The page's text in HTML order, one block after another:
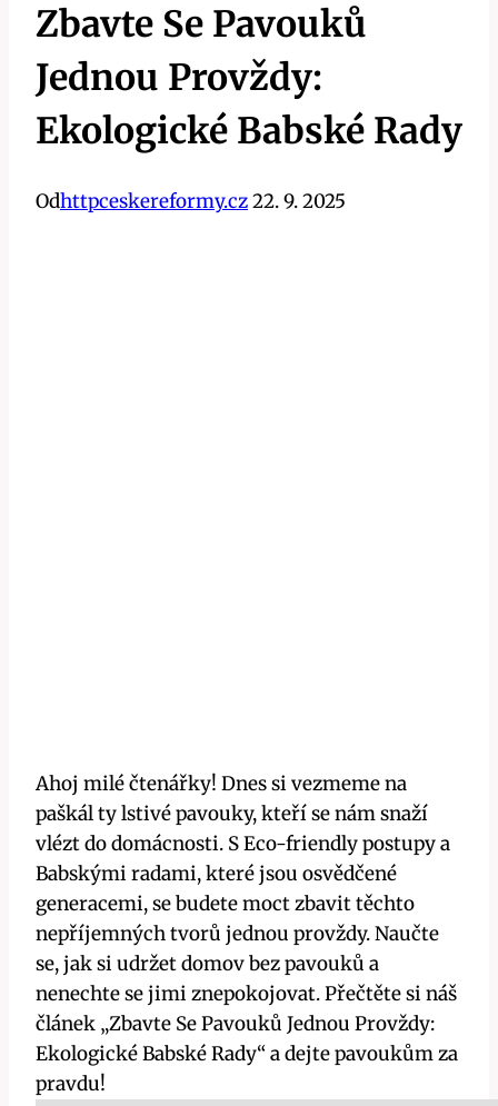
Zbavte Se Pavouků
Jednou Provždy:
Ekologické Babské Rady
Odhttpceskereformy.cz22. 9. 2025
Ahoj milé čtenářky! Dnes‍ si vezmeme na
paškál ty lstivé⁤ pavouky, kteří se nám snaží
vlézt do domácnosti. S ⁤Eco-friendly postupy a
Babskými radami, ‌které jsou osvědčené
generacemi, ​se ​budete moct zbavit ​těchto
nepříjemných tvorů jednou provždy. ​Naučte
⁢se, jak si udržet domov bez pavouků a
nenechte se⁣ jimi znepokojovat. Přečtěte ⁣si náš
článek „Zbavte Se Pavouků⁢ Jednou Provždy:
Ekologické Babské Rady“ a dejte pavoukům za
⁣pravdu!